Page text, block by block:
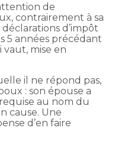
de
contrairement à sa
déclarations d’impôt
5 années précédant
mise en
il ne répond pas,
: son épouse a
au nom du
cause. Une
d’en faire